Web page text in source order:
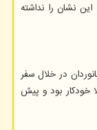
نشان را نداشته
طبق دستورالعمل جدید فضانوردان در خلال سفر
چونکه موشک نیوشپرد کاملا خودکار بود و پیش